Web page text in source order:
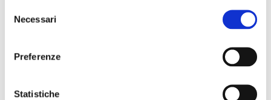
delNecessari
Preferenze
Statistiche